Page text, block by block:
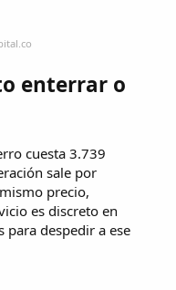
enterrar o
cuesta 3.739
sale por
precio,
es discreto en
para despedir a ese